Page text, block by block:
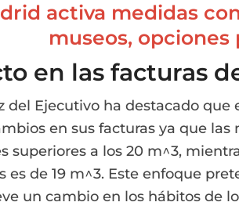
activa medidas
museos, opciones
en las facturas
del Ejecutivo ha destacado que
en sus facturas ya que
superiores a los 20 m^3,
es de 19 m^3. Este enfoque
un cambio en los hábitos de